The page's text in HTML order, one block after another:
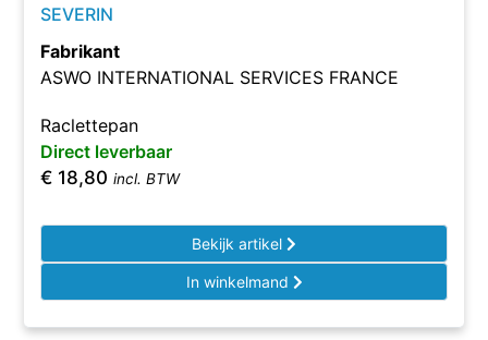
SEVERIN
Fabrikant
ASWO INTERNATIONAL SERVICES FRANCE
Raclettepan
Direct leverbaar
€ 18,80 incl. BTW
Bekijk artikel
In winkelmand